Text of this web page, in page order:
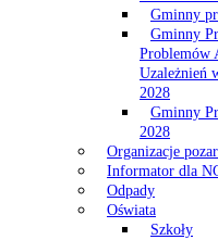
Gminny
Gminny
Problemów
Uzależnień
2028
Gminny
2028
Organizacje
Informator dla
Odpady
Oświata
Szkoły